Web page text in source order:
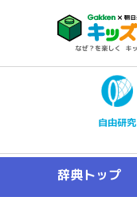
自由研究
辞典トップ